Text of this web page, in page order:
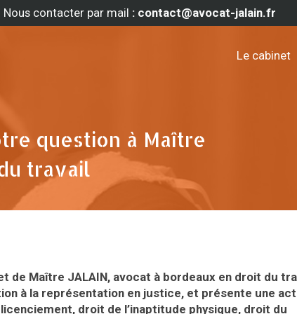
Nous contacter par mail : contact@avocat-jalain.fr
Le cabinet
question à Maître
travail
de Maître JALAIN, avocat à bordeaux en droit du
à la représentation en justice, et présente une
droit de l’inaptitude physique, droit du